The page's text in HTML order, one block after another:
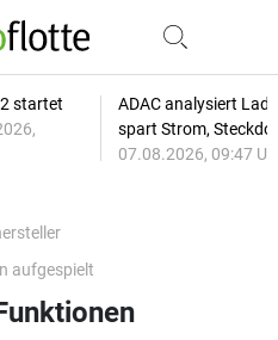
startet
ADAC analysiert
spart Strom,
07.08.2026, 09:47
aufgespielt